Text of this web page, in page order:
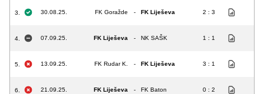
3. 30.08.25. FK Goražde - FK Liješeva 2 : 3
4. 07.09.25. FK Liješeva - NK SAŠK 1 : 1
5. 13.09.25. FK Rudar K. - FK Liješeva 3 : 1
6. 21.09.25. FK Liješeva - FK Baton 0 : 2